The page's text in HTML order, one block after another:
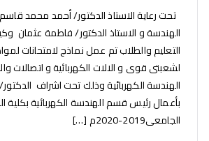
تحت رعاية الاستاذ الدكتور/ أحمد محمد
الهندسة و الاستاذ الدكتور/ فاطمة عثمان
التعليم والطلاب تم عمل نماذج لامتحانات
لشعبتى قوى و الالات الكهربائية و اتصالات
الهندسة الكهربائية وذلك تحت اشراف
بأعمال رئيس قسم الهندسة الكهربائية بكلية
الجامعى2019-2020م […]